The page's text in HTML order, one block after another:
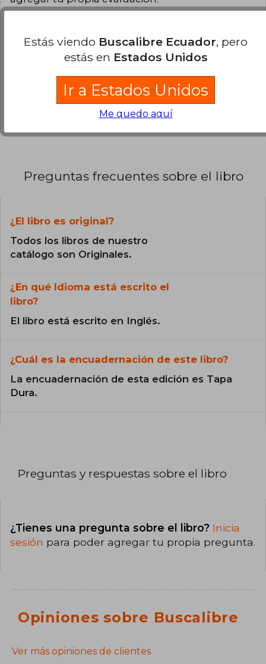
0% (0)
0% (0)
0% (0)
Preguntas frecuentes sobre el libro
¿El libro es original?
Todos los libros de nuestro
catálogo son Originales.
¿En qué Idioma está escrito el
libro?
El libro está escrito en Inglés.
¿Cuál es la encuadernación de este libro?
La encuadernación de esta edición es Tapa
Dura.
Preguntas y respuestas sobre el libro
¿Tienes una pregunta sobre el libro? Inicia
sesión para poder agregar tu propia pregunta.
Opiniones sobre Buscalibre
Ver más opiniones de clientes
Estás viendo Buscalibre Ecuador, pero
estás en Estados Unidos
Ir a Estados Unidos
Me quedo aquí